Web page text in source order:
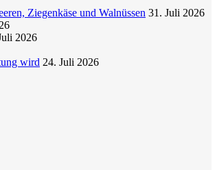
Ziegenkäse und Walnüssen 31. Juli 2026
2026
wird 24. Juli 2026